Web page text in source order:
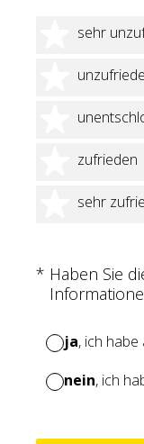
sehr
1
2
3
zufrieden
4
sehr
5
* Haben Sie
(Erforderlich.)
ja, ich
nein, ich